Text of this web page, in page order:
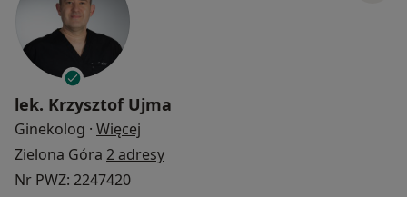
lek. Krzysztof Ujma
Ginekolog · Więcej
Zielona Góra 2 adresy
Nr PWZ: 2247420